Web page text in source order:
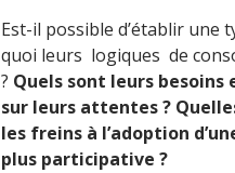
Est-il possible d’établir une
quoi leurs logiques de
? Quels sont leurs
sur leurs attentes ?
les freins à l’adoption
plus participative ?